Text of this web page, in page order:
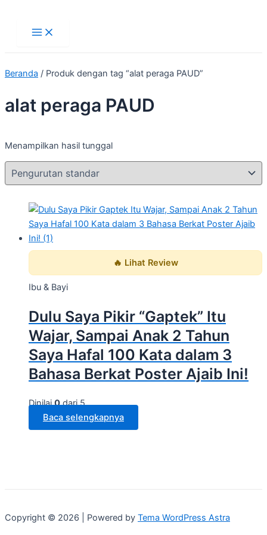
konten
Beranda / Produk dengan tag “alat peraga PAUD”
alat peraga PAUD
Menampilkan hasil tunggal
🔥 Lihat Review
Ibu & Bayi
Dulu Saya Pikir “Gaptek” Itu
Wajar, Sampai Anak 2 Tahun
Saya Hafal 100 Kata dalam 3
Bahasa Berkat Poster Ajaib Ini!
Dinilai0dari 5
Baca selengkapnya
Copyright © 2026 | Powered by Tema WordPress Astra